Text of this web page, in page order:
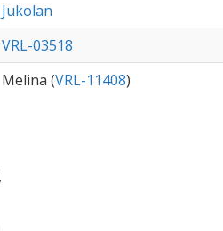
Jukolan
VRL-03518
Melina (VRL-11408)
,